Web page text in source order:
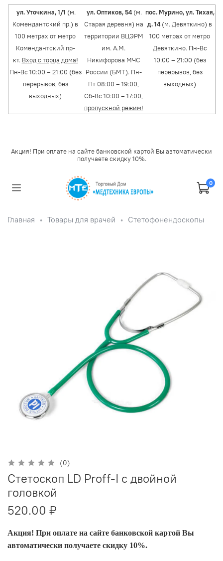
ул. Уточкина, 1/1 (м.
Комендантский пр.) в
100 метрах от метро
Комендантский пр-
кт. Вход с торца дома!
Пн-Вс 10:00 – 21:00 (без
перерывов, без
выходных)
ул. Оптиков, 54 (м.
Старая деревня) на
территории ВЦЭРМ
им. А.М.
Никифорова МЧС
России (БМТ). Пн-
Пт 08:00 – 19:00,
Сб-Вс 10:00 – 17:00,
пропускной режим!
пос. Мурино, ул. Тихая,
д. 14 (м. Девяткино) в
100 метрах от метро
Девяткино. Пн-Вс
10:00 – 21:00 (без
перерывов, без
выходных)
Акция! При оплате на сайте банковской картой Вы автоматически
получаете скидку 10%.
0
Главная Товары для врачей Стетофонендоскопы
(0)
Стетоскоп LD Proff-I с двойной
головкой
520.00 ₽
Акция! При оплате на сайте банковской картой Вы
автоматически получаете скидку 10%.